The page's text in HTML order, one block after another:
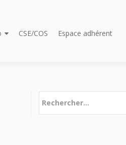
CSE/COS Espace adhérent